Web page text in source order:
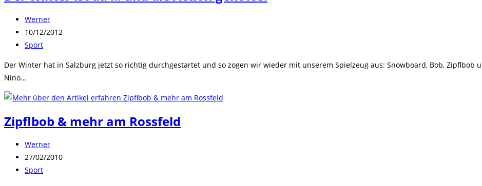
Beitrags-
Autor:
Werner
Beitrag
veröffentlicht:
10/12/2012
Beitrags-
Sport
Der Winter hat in Salzburg jetzt so richtig durchgestartet und so zogen wir wieder mit unserem Spielzeug aus: Snowboard, Bob, Zipflbob
Nino…
Zipflbob & mehr am Rossfeld
Beitrags-
Autor:
Werner
Beitrag
veröffentlicht:
27/02/2010
Beitrags-
Sport